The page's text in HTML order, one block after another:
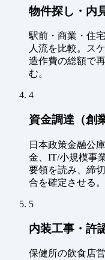
物件探し・内
駅前・商業・住
人流を比較。ス
造作費の総額で
む。
4
資金調達（創
日本政策金融公
金、IT/小規模事
要領を読み、締
合を確定させる。
5
内装工事・許
保健所の飲食店